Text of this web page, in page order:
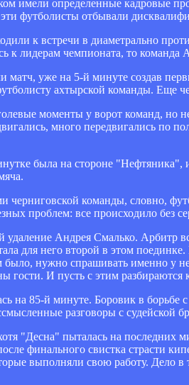
имели определенные кадровые
футболисты отбывали
к встречи в диаметрально
к лидерам чемпионата, то
матч, уже на 5-й минуте создав
ахтырской команды. Еще
моменты у ворот команд, но
много передвигались по
была на стороне "Нефтяника",
черниговской команды, словно,
проблем: все происходило без
удаление Андрея Смалько. Арбитр
для него второй в этом
было, нужно спрашивать именно у
гости. И пусть с этим
на 85-й минуте. Боровик в
разговоры с
"Десна" пыталась на последних
финального свистка страсти
выполняли свою работу. Дело